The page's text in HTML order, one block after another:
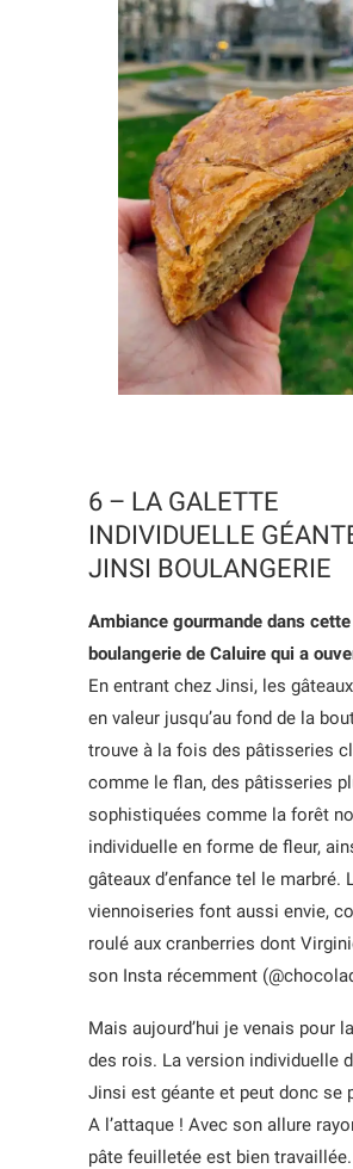
6 – LA GALETTE
INDIVIDUELLE
JINSI BOULANGERIE
Ambiance gourmande dans
boulangerie de Caluire qui a
En entrant chez Jinsi, les
en valeur jusqu’au fond de la
trouve à la fois des pâtisseries
comme le flan, des pâtisseries
sophistiquées comme la forêt
individuelle en forme de fleur,
gâteaux d’enfance tel le marbré.
viennoiseries font aussi envie,
roulé aux cranberries dont
son Insta récemment
Mais aujourd’hui je venais pour
des rois. La version individuelle
Jinsi est géante et peut donc se
A l’attaque ! Avec son allure
pâte feuilletée est bien